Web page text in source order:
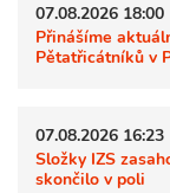
07.08.2026 18:00
Přinášíme
Pětatřicátníků v
07.08.2026 16:23
Složky IZS
skončilo v poli